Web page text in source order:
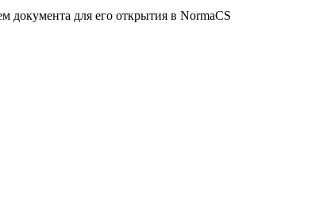
документа для его открытия в NormaCS